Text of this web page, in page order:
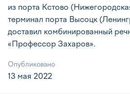
из порта Кстово
терминал порта Высоцк
доставил комбинированный
«Профессор Захаров».
Опубликовано
13 мая 2022